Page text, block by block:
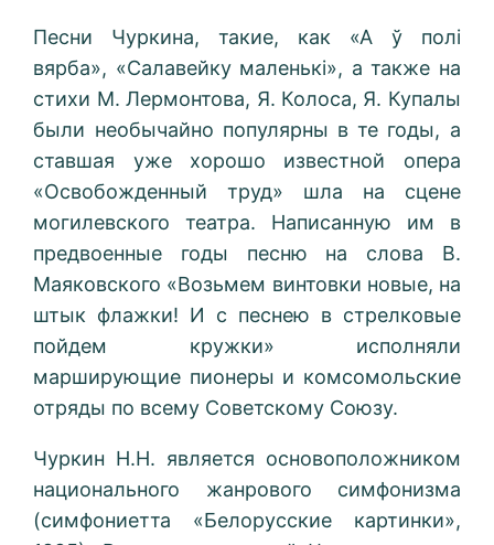
Песни Чуркина, такие, как «А ў полі
вярба», «Салавейку маленькі», а также на
стихи М. Лермонтова, Я. Колоса, Я. Купалы
были необычайно популярны в те годы, а
ставшая уже хорошо известной опера
«Освобожденный труд» шла на сцене
могилевского театра. Написанную им в
предвоенные годы песню на слова В.
Маяковского «Возьмем винтовки новые, на
штык флажки! И с песнею в стрелковые
пойдем кружки» исполняли
марширующие пионеры и комсомольские
отряды по всему Советскому Союзу.
Чуркин Н.Н. является основоположником
национального
жанрового
симфонизма
(симфониетта «Белорусские картинки»,